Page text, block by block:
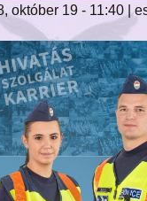
október 19 - 11:40 |